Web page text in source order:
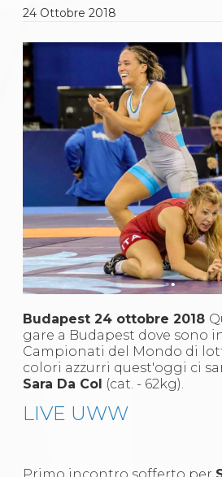
Lotta
La disciplina
News
Gare e
Attività
Albi
Karate
La disciplina
News
Gare e
Attività
Albi
Arti
Aikido
Ju Jitsu
Sumo
Capoeira
Grappling
BJJ
Pancrazio/
S'istrumpa
News
Calendario
Difesa Personale
24 Ottobre2018
Budapest 24 ottobre 2018
gare a Budapest dove sono
Campionati del Mondo di
colori azzurri quest'oggi ci
Sara Da Col (cat. - 62kg).
LIVE UWW